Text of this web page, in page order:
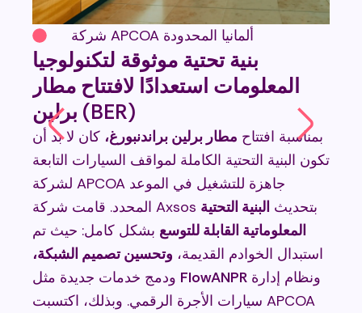
شركة APCOA ألمانيا المحدودة
بنية تحتية موثوقة لتكنولوجيا
المعلومات استعدادًا لافتتاح مطار
برلين (BER)
بمناسبة افتتاح مطار برلين براندنبورغ، كان لا بد أن
تكون البنية التحتية الكاملة لمواقف السيارات التابعة
لشركة APCOA جاهزة للتشغيل في الموعد
المحدد. قامت شركة Axsos بتحديث البنية التحتية
المعلوماتية القابلة للتوسع بشكل كامل: حيث تم
استبدال الخوادم القديمة، وتحسين تصميم الشبكة،
FlowANPR
سيارات الأجرة الرقمي. وبذلك، اكتسبت APCOA